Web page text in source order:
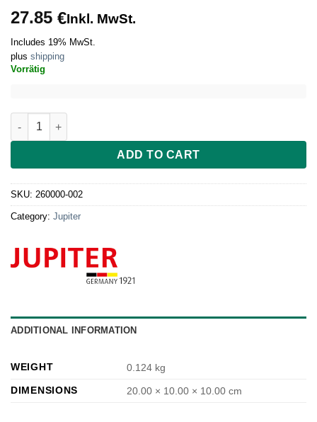
27.85 €Inkl. MwSt.
Includes 19% MwSt.
plus shipping
Vorrätig
-Auslaufschale transparent für Pressvorsatz quantity
ADD TO CART
SKU: 260000-002
Category: Jupiter
ADDITIONAL INFORMATION
WEIGHT
0.124 kg
DIMENSIONS
20.00 × 10.00 × 10.00 cm